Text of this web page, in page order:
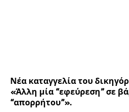
Νέα καταγγελία του
«Άλλη μία “εφεύρεση” σε
“απορρήτου”».